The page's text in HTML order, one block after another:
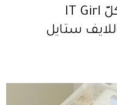
مستحضرات تحتاج إليها كلّ IT Girl
ستايل